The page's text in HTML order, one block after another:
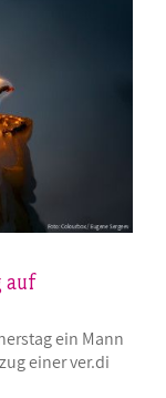
auf
ein Mann
einer ver.di